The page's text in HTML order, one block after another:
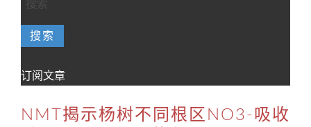
搜索
订阅文章
NMT揭示杨树不同根区NO3-吸收